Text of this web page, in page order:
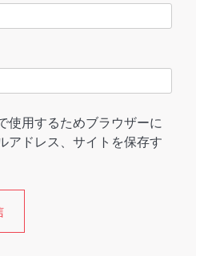
使用するためブラウザーに
アドレス、サイトを保存す